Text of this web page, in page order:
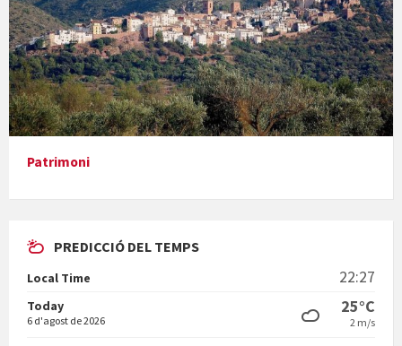
Presentació del llibre &quot;La mare&quot;, d'Emma Zafon
En Bum
Patrimoni
PREDICCIÓ DEL TEMPS
Local Time 22:27
Today
6 d'agost de 2026
25°C
2 m/s